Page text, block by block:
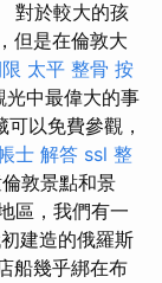
對於較大的孩
但是在倫敦大
太平 整骨 按
光中最偉大的事
以免費參觀，
士 解答 ssl 整
敦景點和景
區，我們有一
建造的俄羅斯
船幾乎綁在布